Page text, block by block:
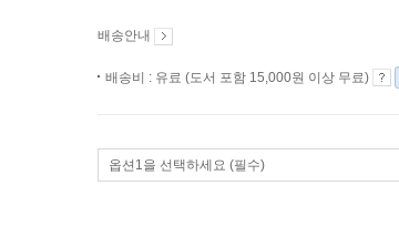
배송안내
배송비 : 유료 (도서 포함 15,000원 이상 무료)
옵션1을 선택하세요 (필수)